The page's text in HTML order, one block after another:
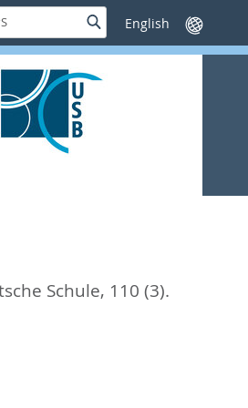
SucheSprache
wechseln
Schule, 110 (3).